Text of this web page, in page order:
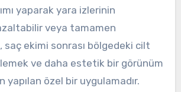
yaparak yara izlerinin
veya tamamen
saç ekimi sonrası bölgedeki cilt
ve daha estetik bir görünüm
yapılan özel bir uygulamadır.